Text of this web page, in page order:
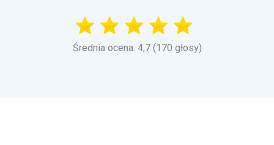
Średnia ocena: 4,7 (170 głosy)